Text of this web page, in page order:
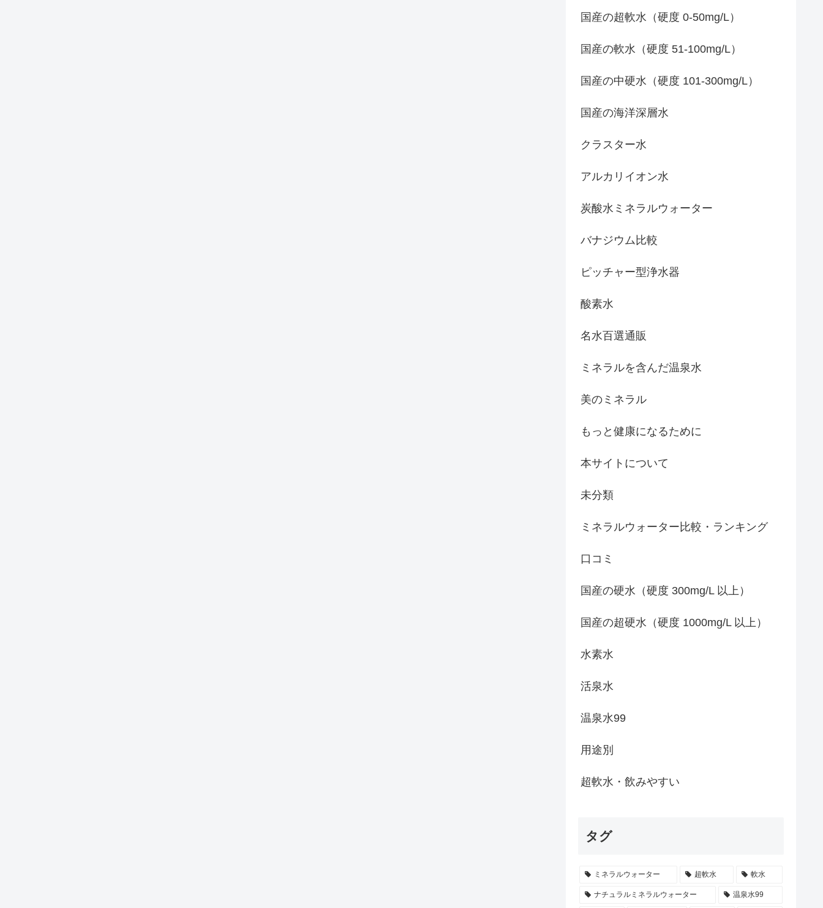
国産の超軟水（硬度 0-50mg/L）
国産の軟水（硬度 51-100mg/L）
国産の中硬水（硬度 101-300mg/L）
国産の海洋深層水
クラスター水
アルカリイオン水
炭酸水ミネラルウォーター
バナジウム比較
ピッチャー型浄水器
酸素水
名水百選通販
ミネラルを含んだ温泉水
美のミネラル
もっと健康になるために
本サイトについて
未分類
ミネラルウォーター比較・ランキング
口コミ
国産の硬水（硬度 300mg/L 以上）
国産の超硬水（硬度 1000mg/L 以上）
水素水
活泉水
温泉水99
用途別
超軟水・飲みやすい
タグ
ミネラルウォーター 超軟水 軟水
ナチュラルミネラルウォーター 温泉水99